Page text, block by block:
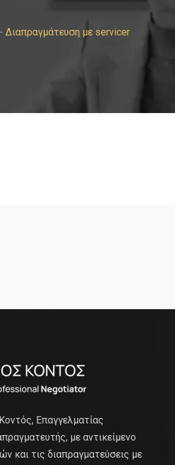
- Διαπραγμάτευση με servicer
Επαγγελματίας
με αντικείμενο
και τις διαπραγματεύσεις με